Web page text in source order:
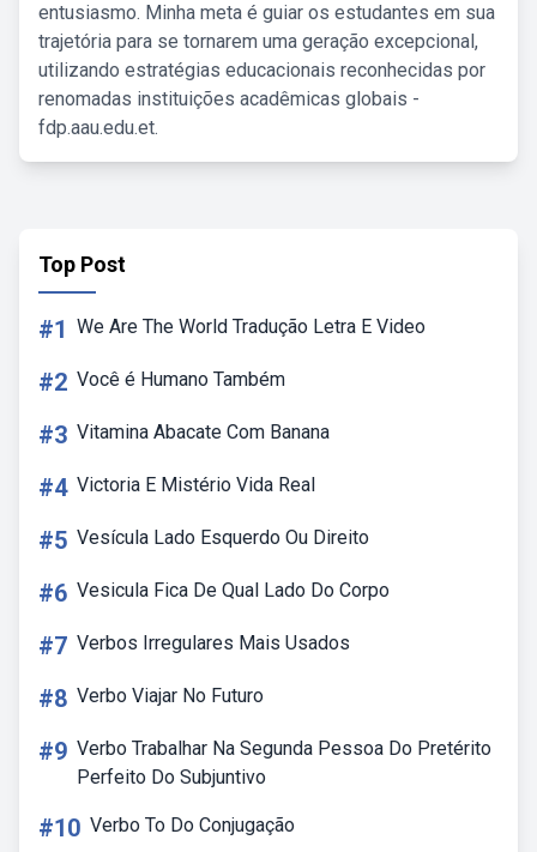
entusiasmo. Minha meta é guiar os estudantes em sua
trajetória para se tornarem uma geração excepcional,
utilizando estratégias educacionais reconhecidas por
renomadas instituições acadêmicas globais -
fdp.aau.edu.et.
Top Post
#1 We Are The World Tradução Letra E Video
#2 Você é Humano Também
#3 Vitamina Abacate Com Banana
#4 Victoria E Mistério Vida Real
#5 Vesícula Lado Esquerdo Ou Direito
#6 Vesicula Fica De Qual Lado Do Corpo
#7 Verbos Irregulares Mais Usados
#8 Verbo Viajar No Futuro
#9 Verbo Trabalhar Na Segunda Pessoa Do Pretérito
Perfeito Do Subjuntivo
#10 Verbo To Do Conjugação